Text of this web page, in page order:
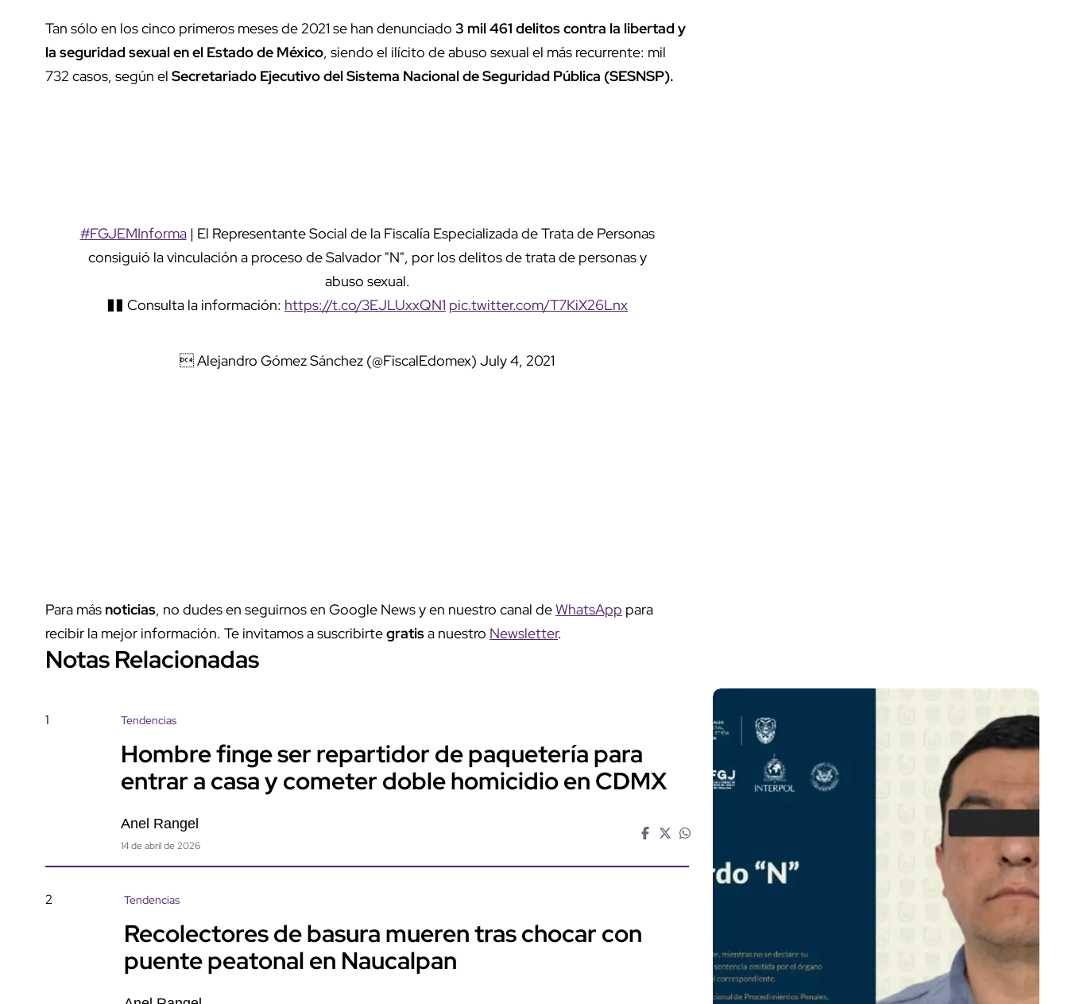
Tan sólo en los cinco primeros meses de 2021 se han denunciado 3 mil 461 delitos contra la libertad y
la seguridad sexual en el Estado de México, siendo el ilícito de abuso sexual el más recurrente: mil
732 casos, según el Secretariado Ejecutivo del Sistema Nacional de Seguridad Pública (SESNSP).
#FGJEMInforma| El Representante Social de la Fiscalía Especializada de Trata de Personas
consiguió la vinculación a proceso de Salvador "N", por los delitos de trata de personas y
abuso sexual.
�� Consulta la información: https://t.co/3EJLUxxQN1 pic.twitter.com/T7KiX26Lnx
 Alejandro Gómez Sánchez (@FiscalEdomex) July 4, 2021
Para más noticias, no dudes en seguirnos en Google News y en nuestro canal deWhatsApp para
recibir la mejor información. Te invitamos a suscribirtegratisa nuestro Newsletter.
Notas Relacionadas
1 Tendencias
Hombre finge ser repartidor de paquetería para
entrar a casa y cometer doble homicidio en CDMX
Anel Rangel
14 de abril de 2026
2 Tendencias
Recolectores de basura mueren tras chocar con
puente peatonal en Naucalpan